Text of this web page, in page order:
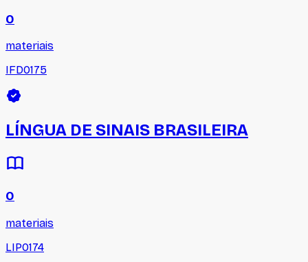
0
materiais
IFD0175
LÍNGUA DE SINAIS BRASILEIRA
0
materiais
LIP0174